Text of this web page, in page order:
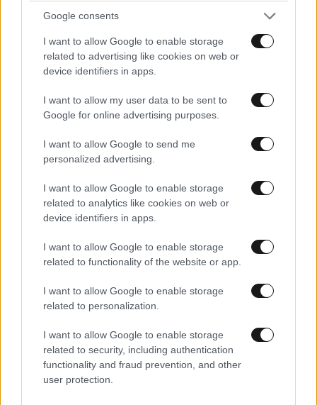
Google consents
I want to allow Google to enable storage
related to advertising like cookies on web or
device identifiers in apps.
I want to allow my user data to be sent to
Google for online advertising purposes.
I want to allow Google to send me
personalized advertising.
I want to allow Google to enable storage
related to analytics like cookies on web or
device identifiers in apps.
I want to allow Google to enable storage
related to functionality of the website or app.
I want to allow Google to enable storage
related to personalization.
I want to allow Google to enable storage
related to security, including authentication
functionality and fraud prevention, and other
user protection.
LIFESTYLE 08·08·2026 19:12
φιλιά με τον Βύρωνα Βασιλειάδη: «Καμία στιγμή
ευτυχίας δεδομένη»